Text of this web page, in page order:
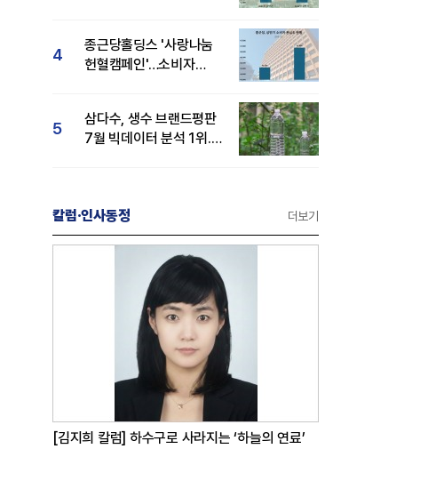
4
종근당홀딩스 '사랑나눔
헌혈캠페인'…소비자
5
삼다수, 생수 브랜드평판
7월 빅데이터 분석 1위...
칼럼·인사동정 더보기
[김지희 칼럼] 하수구로 사라지는 ‘하늘의 연료’